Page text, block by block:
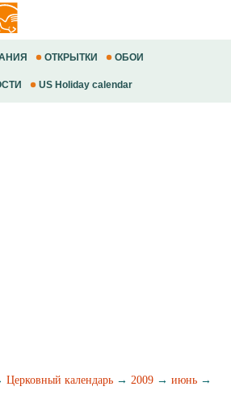
ОТКРЫТКИ ОБОИ
US Holiday calendar
Церковный календарь → 2009 → июнь →